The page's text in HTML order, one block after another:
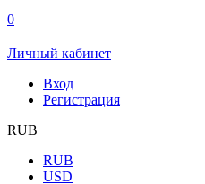
0
Личный кабинет
Вход
Регистрация
RUB
RUB
USD